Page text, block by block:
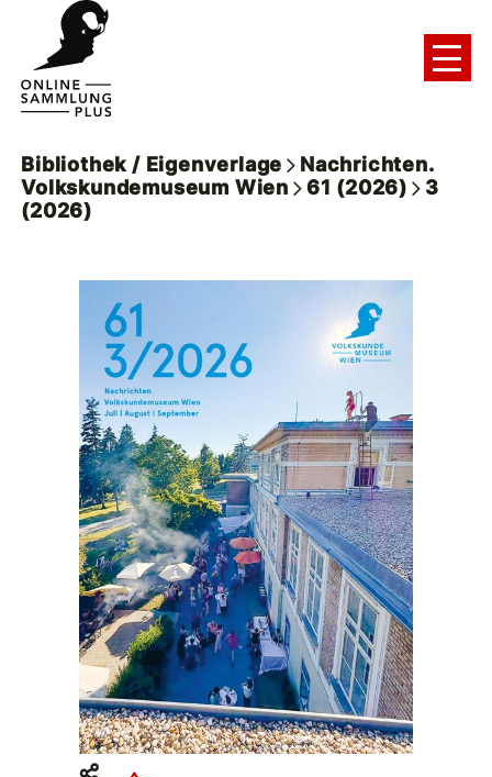
Bibliothek / Eigenverlage
Nachrichten.
Volkskundemuseum Wien
61 (2026)
3
(2026)